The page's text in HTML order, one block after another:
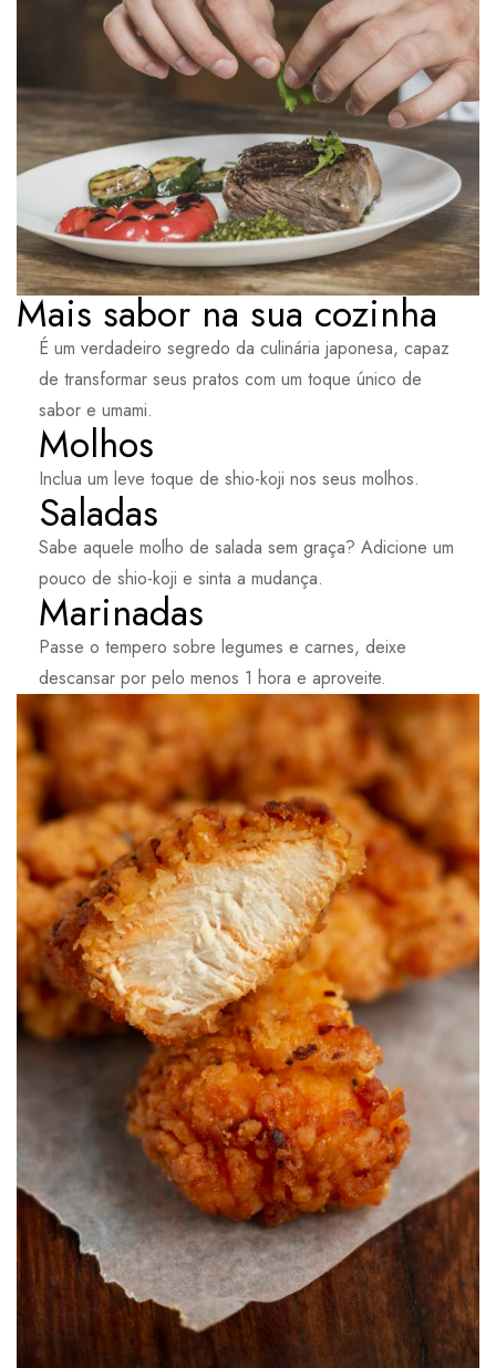
Mais sabor na sua cozinha
É um verdadeiro segredo da culinária japonesa, capaz
de transformar seus pratos com um toque único de
sabor e umami.
Molhos
Inclua um leve toque de shio-koji nos seus molhos.
Saladas
Sabe aquele molho de salada sem graça? Adicione um
pouco de shio-koji e sinta a mudança.
Marinadas
Passe o tempero sobre legumes e carnes, deixe
descansar por pelo menos 1 hora e aproveite.